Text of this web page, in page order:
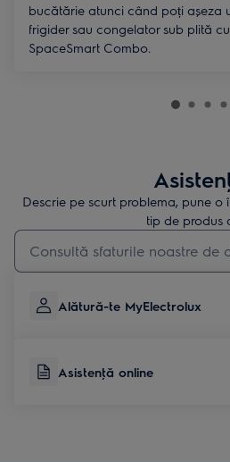
bucătărie atunci când poți așeza
frigider sau congelator sub plită cu
SpaceSmart Combo.
Descrie pe scurt problema, pune o
tip de produs
Type to search for support articles
Alătură-te MyElectrolux
Asistenţă online